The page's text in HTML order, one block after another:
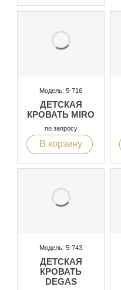
Модель: 5-716
ДЕТСКАЯ
КРОВАТЬ MIRO
по запросу
В корзину
Модель: 5-743
ДЕТСКАЯ
КРОВАТЬ
DEGAS